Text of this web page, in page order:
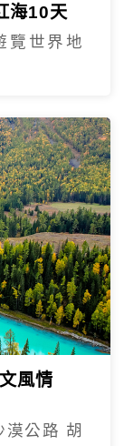
海10天
覽世界地